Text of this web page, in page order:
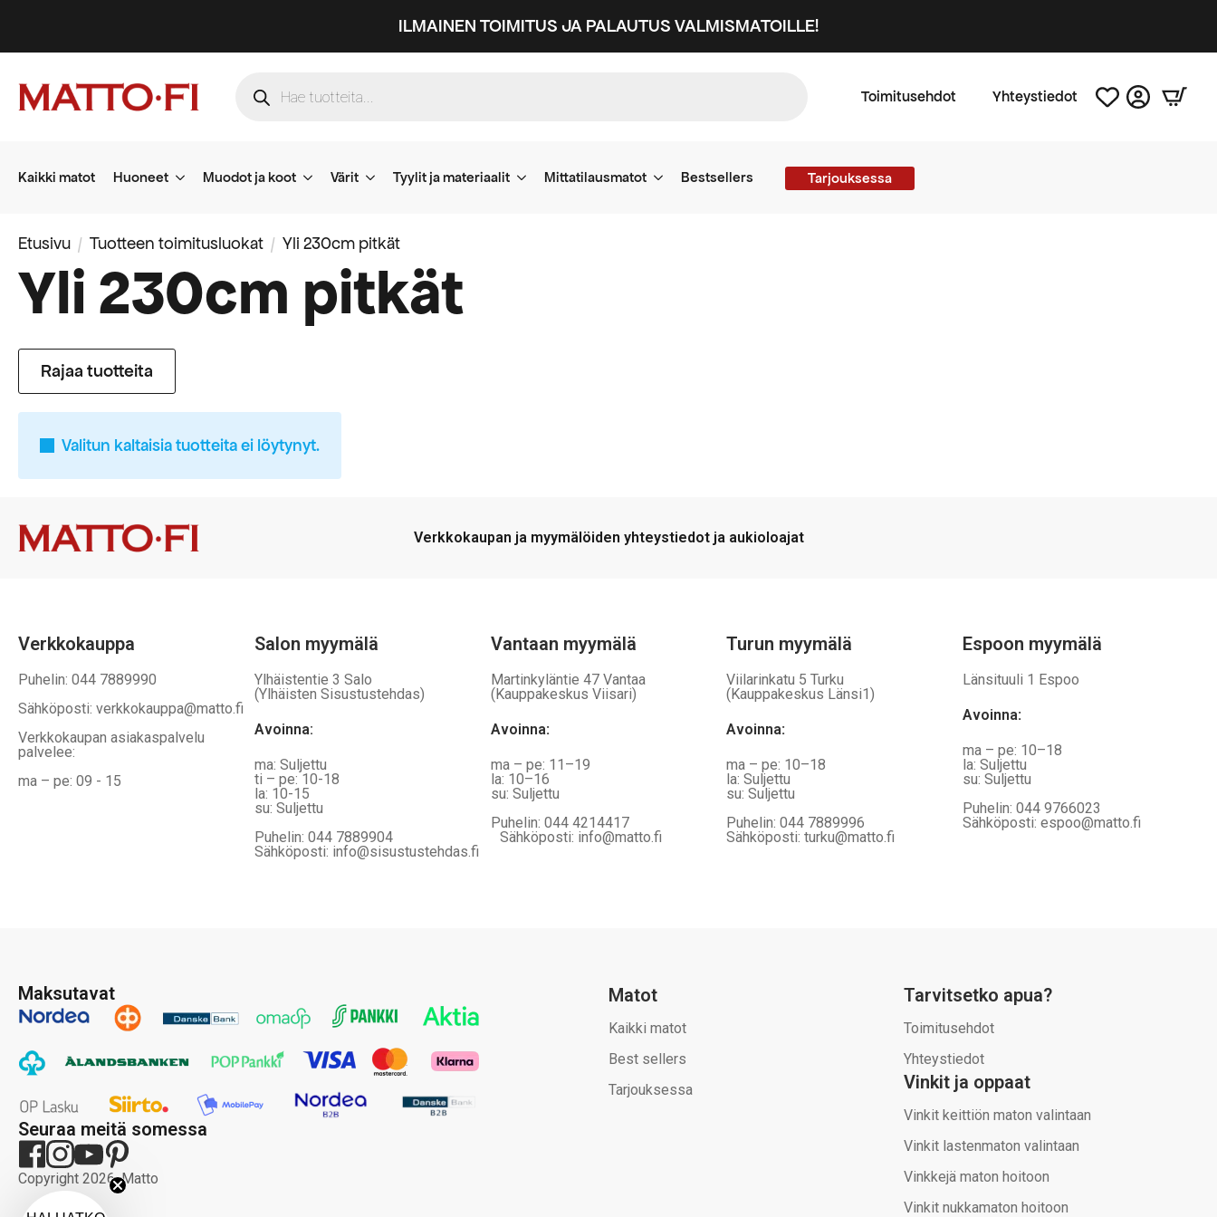
ILMAINEN TOIMITUS JA PALAUTUS VALMISMATOILLE!
search
Toimitusehdot Yhteystiedot
Kaikki matot Huoneet Muodot ja koot Värit Tyylit ja materiaalit Mittatilausmatot Bestsellers Tarjouksessa
Etusivu Tuotteen toimitusluokat Yli 230cm pitkät
Yli 230cm pitkät
Rajaa tuotteita
Valitun kaltaisia tuotteita ei löytynyt.
Verkkokaupan ja myymälöiden yhteystiedot ja aukioloajat
Verkkokauppa
Puhelin: 044 7889990
Sähköposti: verkkokauppa@matto.fi
Verkkokaupan asiakaspalvelu
palvelee:
ma – pe: 09 - 15
Salon myymälä
Ylhäistentie 3 Salo
(Ylhäisten Sisustustehdas)
Avoinna:
ma: Suljettu
ti – pe: 10-18
la: 10-15
su: Suljettu
Puhelin: 044 7889904
Sähköposti: info@sisustustehdas.fi
Vantaan myymälä
Martinkyläntie 47 Vantaa
(Kauppakeskus Viisari)
Avoinna:
ma – pe: 11–19
la: 10–16
su: Suljettu
Puhelin: 044 4214417
Sähköposti: info@matto.fi
Turun myymälä
Viilarinkatu 5 Turku
(Kauppakeskus Länsi1)
Avoinna:
ma – pe: 10–18
la: Suljettu
su: Suljettu
Puhelin: 044 7889996
Sähköposti: turku@matto.fi
Espoon myymälä
Länsituuli 1 Espoo
Avoinna:
ma – pe: 10–18
la: Suljettu
su: Suljettu
Puhelin: 044 9766023
Sähköposti: espoo@matto.fi
Maksutavat
Seuraa meitä somessa
Copyright 2026, Matto
Matot
Kaikki matot
Best sellers
Tarjouksessa
Tarvitsetko apua?
Toimitusehdot
Yhteystiedot
Vinkit ja oppaat
Vinkit keittiön maton valintaan
Vinkit lastenmaton valintaan
Vinkkejä maton hoitoon
Vinkit nukkamaton hoitoon